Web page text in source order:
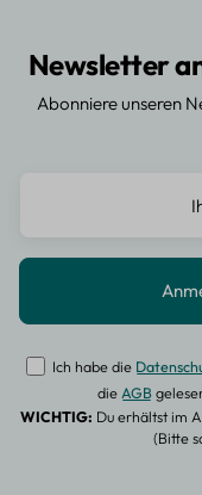
Newsletter
Abonniere unseren
Ich habe die
dieAGB
WICHTIG: Du erhältst im
(Bitte